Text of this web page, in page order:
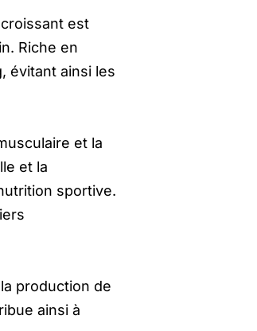
est
Riche en
évitant ainsi les
et la
et la
sportive.
production de
ainsi à